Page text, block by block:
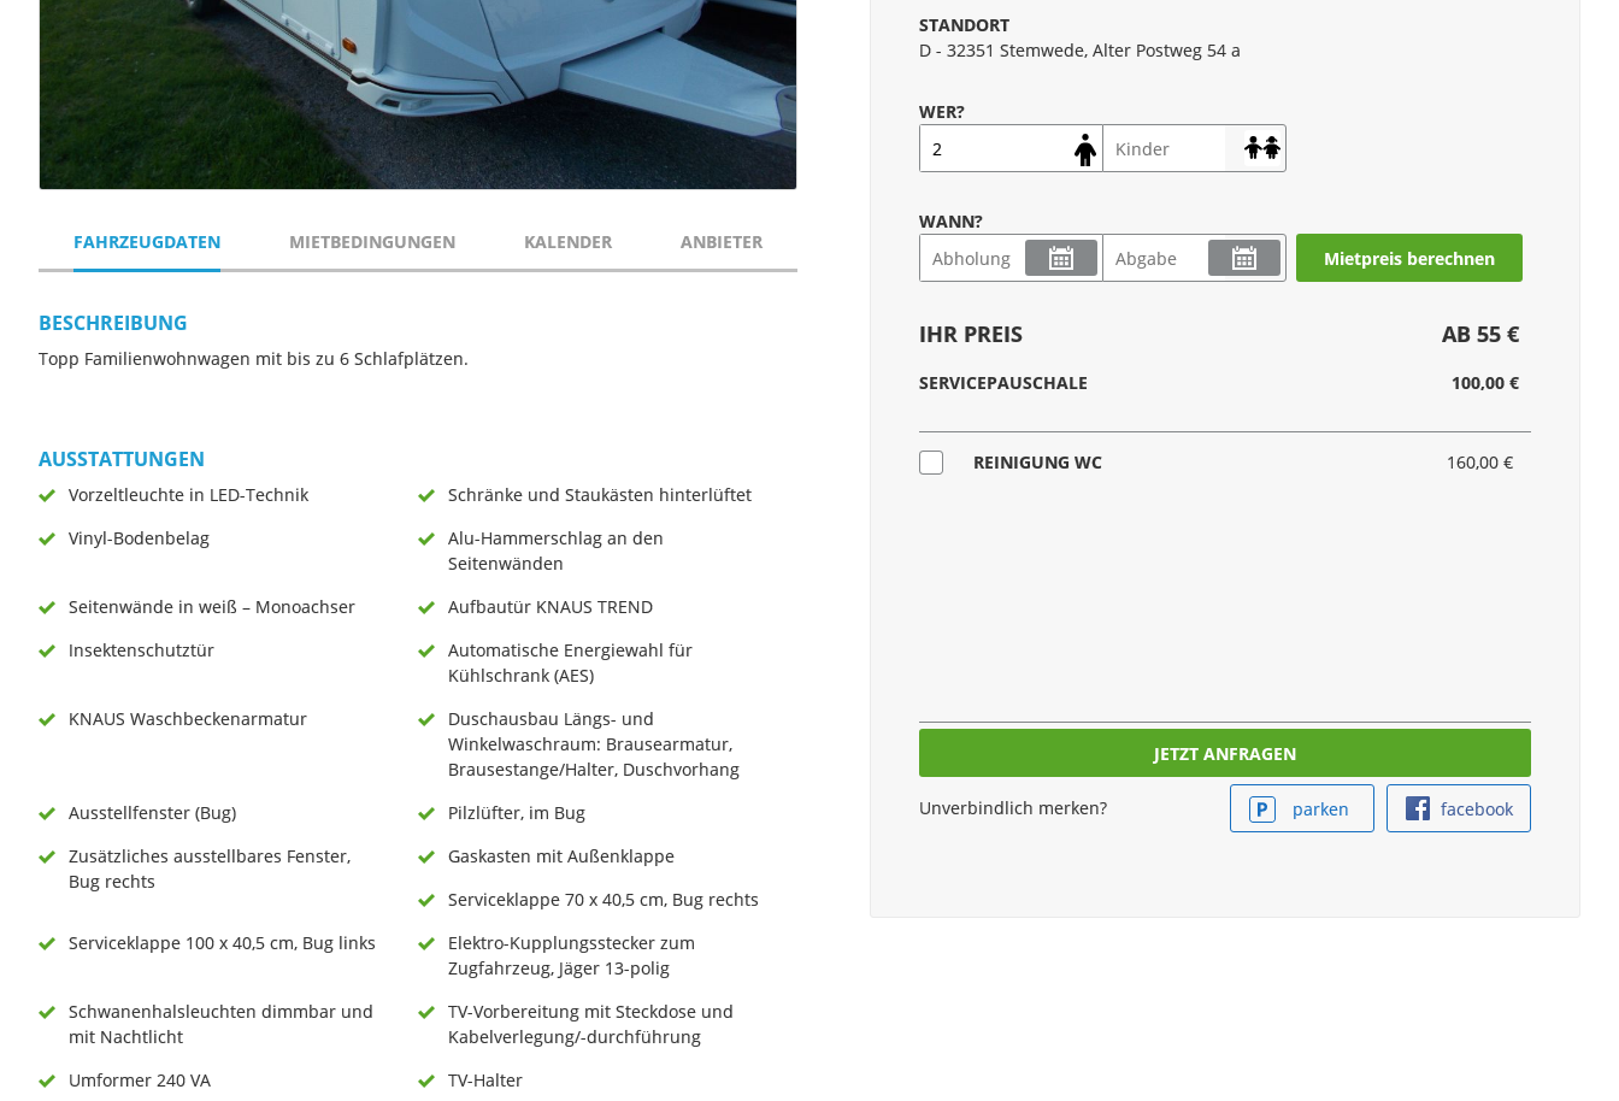
FAHRZEUGDATEN MIETBEDINGUNGEN KALENDER ANBIETER
BESCHREIBUNG
Topp Familienwohnwagen mit bis zu 6 Schlafplätzen.
AUSSTATTUNGEN
Vorzeltleuchte in LED-Technik
Schränke und Staukästen hinterlüftet
Vinyl-Bodenbelag
Alu-Hammerschlag an den
Seitenwänden
Seitenwände in weiß – Monoachser
Aufbautür KNAUS TREND
Insektenschutztür
Automatische Energiewahl für
Kühlschrank (AES)
KNAUS Waschbeckenarmatur
Duschausbau Längs- und
Winkelwaschraum: Brausearmatur,
Brausestange/Halter, Duschvorhang
Ausstellfenster (Bug)
Pilzlüfter, im Bug
Zusätzliches ausstellbares Fenster,
Bug rechts
Gaskasten mit Außenklappe
Serviceklappe 70 x 40,5 cm, Bug rechts
Serviceklappe 100 x 40,5 cm, Bug links
Elektro-Kupplungsstecker zum
Zugfahrzeug, Jäger 13-polig
Schwanenhalsleuchten dimmbar und
mit Nachtlicht
TV-Vorbereitung mit Steckdose und
Kabelverlegung/-durchführung
Umformer 240 VA
TV-Halter
STANDORT
D - 32351 Stemwede, Alter Postweg 54 a
WER?
WANN?
Mietpreis berechnen
IHR PREIS AB 55 €
SERVICEPAUSCHALE 100,00 €
REINIGUNG WC 160,00 €
Unverbindlich merken? facebook
parken